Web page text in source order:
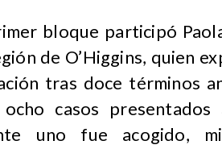
bloque participó
de O’Higgins, quien
tras doce términos
casos presentados
uno fue acogido,